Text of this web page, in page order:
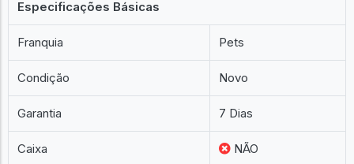
Especificações Básicas
Franquia Pets
Condição Novo
Garantia 7 Dias
Caixa NÃO